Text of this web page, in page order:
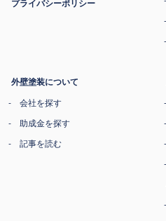
外壁塗装について
会社を探す
助成金を探す
記事を読む